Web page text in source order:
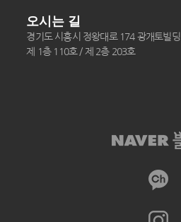
오시는 길
경기도 시흥시 정왕대로 174 광개토빌딩
제 1층 110호 / 제 2층 203호